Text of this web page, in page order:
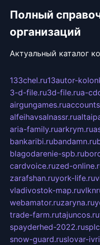
Полный
организаций
Актуальный каталог
133chel.ru13autor-
3-d-file.ru3d-file.rua-
airgungames.ru
alfeihavsalnassr.ru
aria-family.ruarkrym.ru
bankaribi.rubandamn.ru
blagodarenie-spb.ru
cardvoice.ruzed-
zarafshan.ruyork-life.ru
vladivostok-map.ru
webamator.ruzaryna.ru
trade-farm.rutajuncos.ru
spayderhed-2022.ru
snow-guard.ruslovar-